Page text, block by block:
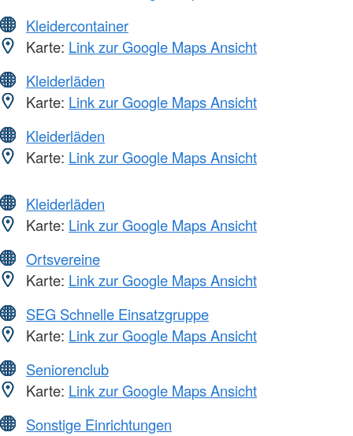
Kleidercontainer
Karte: Link zur Google Maps Ansicht
Kleiderläden
Karte: Link zur Google Maps Ansicht
Kleiderläden
Karte: Link zur Google Maps Ansicht
Kleiderläden
Karte: Link zur Google Maps Ansicht
Ortsvereine
Karte: Link zur Google Maps Ansicht
SEG Schnelle Einsatzgruppe
Karte: Link zur Google Maps Ansicht
Seniorenclub
Karte: Link zur Google Maps Ansicht
Sonstige Einrichtungen